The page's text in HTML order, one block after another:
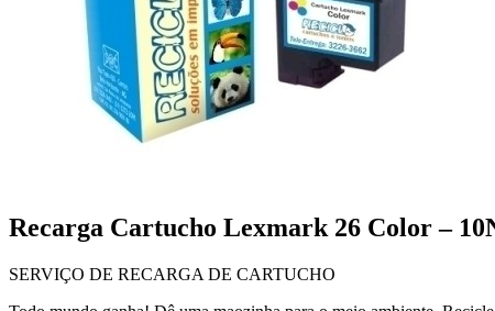
Recarga Cartucho Lexmark 26 Color –
SERVIÇO DE RECARGA DE CARTUCHO